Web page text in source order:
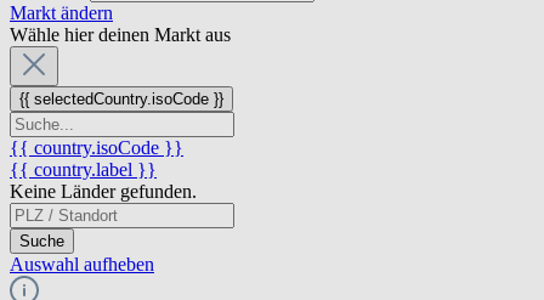
Markt ändern
Wähle hier deinen Markt aus
{{ selectedCountry.isoCode }}
{{ country.isoCode }}
{{ country.label }}
Keine Länder gefunden.
Suche
Auswahl aufheben